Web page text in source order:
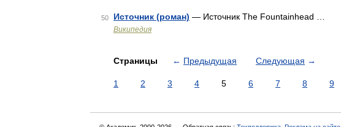
50 Источник (роман) — Источник The Fountainhead …
Википедия
Страницы ← Предыдущая Следующая →
1 2 3 4 5 6 7 8 9